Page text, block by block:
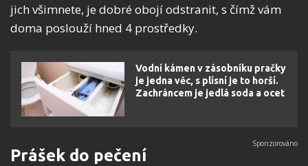
jich všimnete, je dobré obojí odstranit, s čímž vám
doma poslouží hned 4 prostředky.
Vodní kámen v zásobníku pračky
je jedna věc, s plísní je to horší.
Zachráncem je jedlá soda a ocet
Prášek do pečení